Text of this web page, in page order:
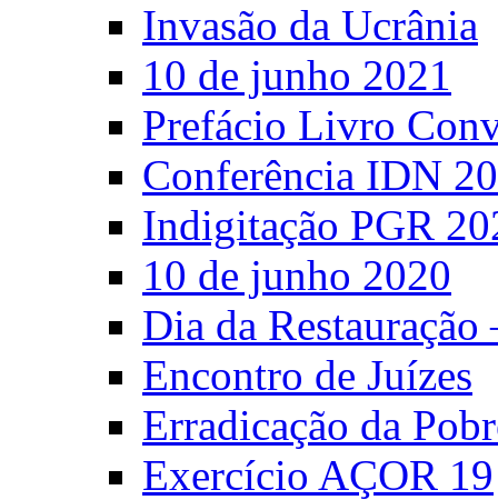
Invasão da Ucrânia
10 de junho 2021
Prefácio Livro
Conferência IDN
Indigitação PGR
10 de junho 2020
Dia da
Encontro de Juízes
Erradicação da
Exercício AÇOR 19